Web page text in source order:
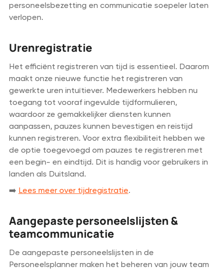
personeelsbezetting en communicatie soepeler laten
verlopen.
Urenregistratie
Het efficiënt registreren van tijd is essentieel. Daarom
maakt onze nieuwe functie het registreren van
gewerkte uren intuïtiever. Medewerkers hebben nu
toegang tot vooraf ingevulde tijdformulieren,
waardoor ze gemakkelijker diensten kunnen
aanpassen, pauzes kunnen bevestigen en reistijd
kunnen registreren. Voor extra flexibiliteit hebben we
de optie toegevoegd om pauzes te registreren met
een begin- en eindtijd. Dit is handig voor gebruikers in
landen als Duitsland.
➡️ Lees meer over tijdregistratie.
Aangepaste personeelslijsten &
teamcommunicatie
De aangepaste personeelslijsten in de
Personeelsplanner maken het beheren van jouw team